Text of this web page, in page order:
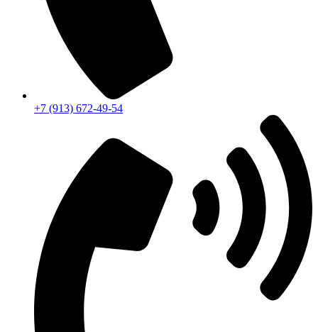
+7 (913) 672-49-54